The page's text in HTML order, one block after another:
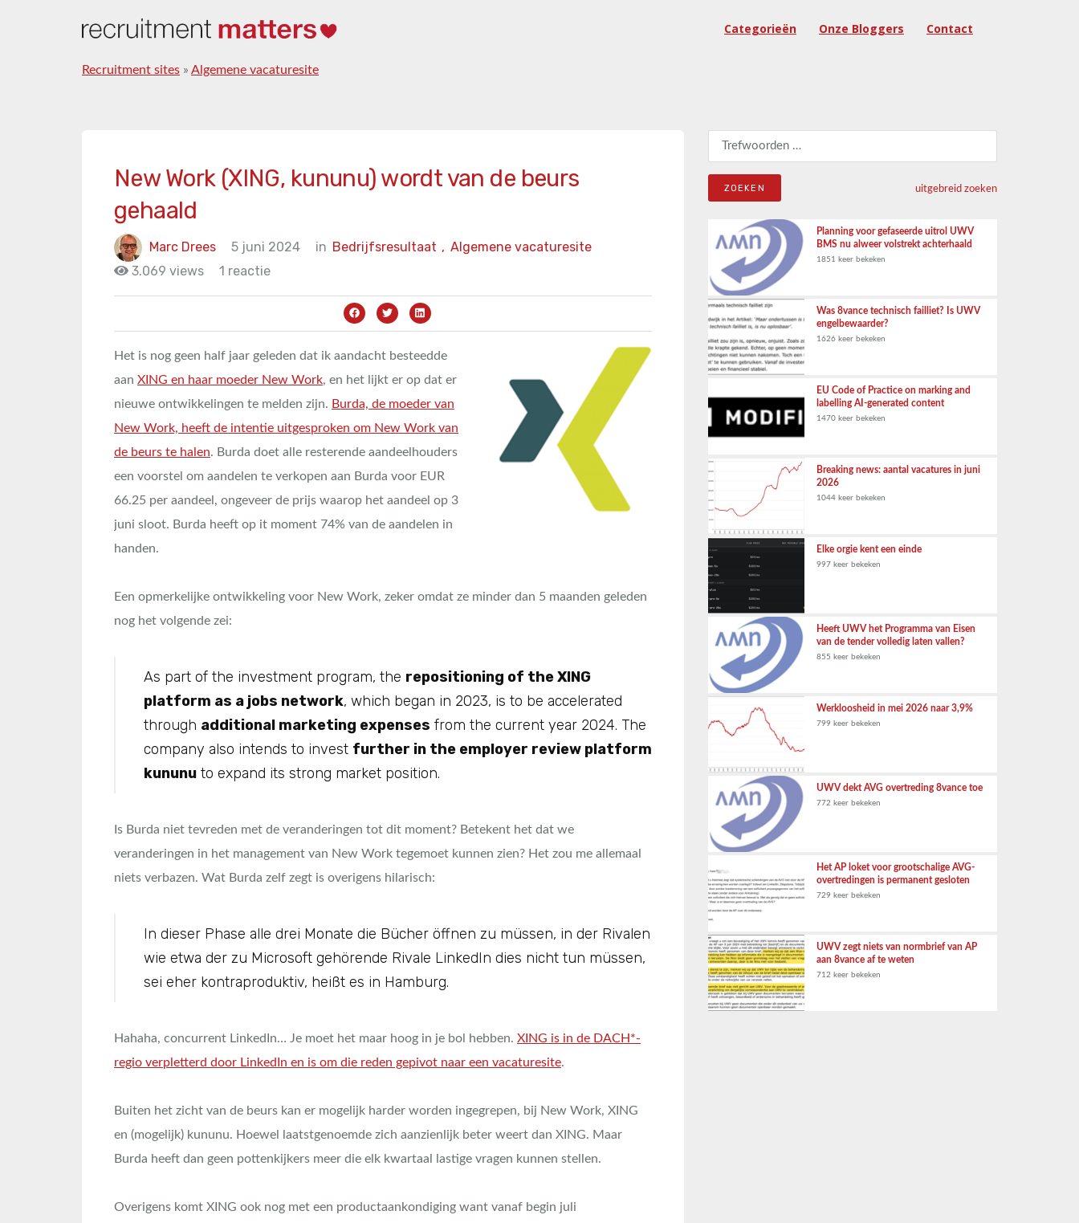
Categorieën Onze Bloggers Contact
Recruitment sites » Algemene vacaturesite
New Work (XING, kununu) wordt van de beurs
gehaald
Marc Drees 5 juni 2024 in Algemene vacaturesite
Bedrijfsresultaat ,
3.069 views
1 reactie
Het is nog geen half jaar geleden dat ik aandacht besteedde
aan XING en haar moeder New Work, en het lijkt er op dat er
nieuwe ontwikkelingen te melden zijn. Burda, de moeder van
New Work, heeft de intentie uitgesproken om New Work van
de beurs te halen. Burda doet alle resterende aandeelhouders
een voorstel om aandelen te verkopen aan Burda voor EUR
66.25 per aandeel, ongeveer de prijs waarop het aandeel op 3
juni sloot. Burda heeft op it moment 74% van de aandelen in
handen.
Een opmerkelijke ontwikkeling voor New Work, zeker omdat ze minder dan 5 maanden geleden
nog het volgende zei:
As part of the investment program, the repositioning of the XING
platform as a jobs network, which began in 2023, is to be accelerated
through additional marketing expenses from the current year 2024. The
company also intends to invest further in the employer review platform
kununu to expand its strong market position.
Is Burda niet tevreden met de veranderingen tot dit moment? Betekent het dat we
veranderingen in het management van New Work tegemoet kunnen zien? Het zou me allemaal
niets verbazen. Wat Burda zelf zegt is overigens hilarisch:
In dieser Phase alle drei Monate die Bücher öffnen zu müssen, in der Rivalen
wie etwa der zu Microsoft gehörende Rivale LinkedIn dies nicht tun müssen,
sei eher kontraproduktiv, heißt es in Hamburg.
Hahaha, concurrent LinkedIn… Je moet het maar hoog in je bol hebben. XING is in de DACH*-
regio verpletterd door LinkedIn en is om die reden gepivot naar een vacaturesite.
Buiten het zicht van de beurs kan er mogelijk harder worden ingegrepen, bij New Work, XING
en (mogelijk) kununu. Hoewel laatstgenoemde zich aanzienlijk beter weert dan XING. Maar
Burda heeft dan geen pottenkijkers meer die elk kwartaal lastige vragen kunnen stellen.
Overigens komt XING ook nog met een productaankondiging want vanaf begin juli
Zoeken naar:
uitgebreid zoeken
Planning voor gefaseerde uitrol UWV
BMS nu alweer volstrekt achterhaald
1851 keer bekeken
Was 8vance technisch failliet? Is UWV
engelbewaarder?
1626 keer bekeken
EU Code of Practice on marking and
labelling AI-generated content
1470 keer bekeken
Breaking news: aantal vacatures in juni
2026
1044 keer bekeken
Elke orgie kent een einde
997 keer bekeken
Heeft UWV het Programma van Eisen
van de tender volledig laten vallen?
855 keer bekeken
Werkloosheid in mei 2026 naar 3,9%
799 keer bekeken
UWV dekt AVG overtreding 8vance toe
772 keer bekeken
Het AP loket voor grootschalige AVG-
overtredingen is permanent gesloten
729 keer bekeken
UWV zegt niets van normbrief van AP
aan 8vance af te weten
712 keer bekeken